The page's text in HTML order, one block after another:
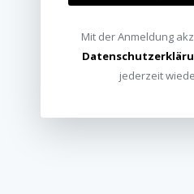
Mit der Anmeldung
jederzeit